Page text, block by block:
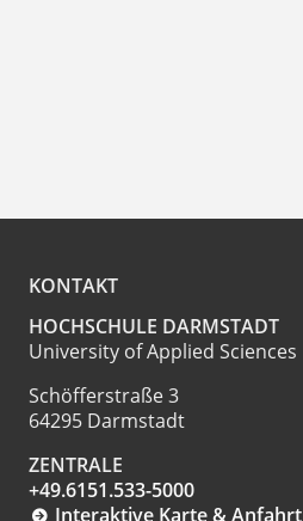
KONTAKT
HOCHSCHULE DARMSTADT
University of Applied Sciences
Schöfferstraße 3
64295 Darmstadt
ZENTRALE
+49.6151.533-5000
Interaktive Karte & Anfahrt